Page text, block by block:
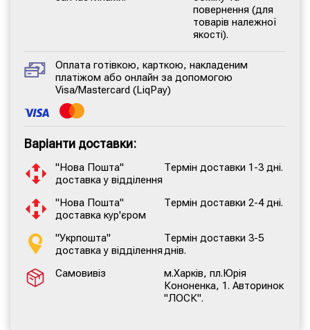
повернення (для
товарів належної
якості).
Оплата готівкою, карткою, накладеним
платіжом або онлайн за допомогою
Visa/Mastercard (LiqPay)
Варіанти доставки:
"Нова Пошта"
доставка у відділення
Термін доставки 1-3 дні.
"Нова Пошта"
доставка кур'єром
Термін доставки 2-4 дні.
"Укрпошта"
доставка у відділення
Термін доставки 3-5
днів.
Самовивіз
м.Харків, пл.Юрія
Кононенка, 1. Авторинок
"ЛОСК".